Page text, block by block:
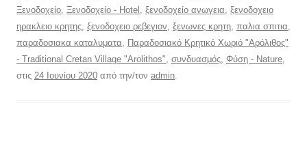
Ξενοδοχείο, Ξενοδοχείο - Hotel , ξενοδοχείο ανωγεια, ξενοδοχειο
ηρακλειο κρητης, ξενοδοχειο ρεβεγιον, ξενωνες κρητη, παλια σπιτια,
παραδοσιακα καταλυματα, Παραδοσιακό Κρητικό Χωριό "Αρόλιθος"
- Traditional Cretan Village "Arolithos", συνδυασμός, Φύση - Nature,
στις 24 Ιουνίου 2020 από την/τον admin.